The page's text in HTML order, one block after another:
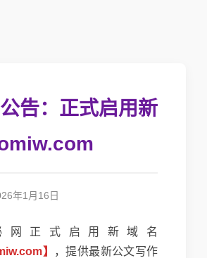
告：正式启用新
年1月16日
正式启用新域名
】
，提供最新公文写作